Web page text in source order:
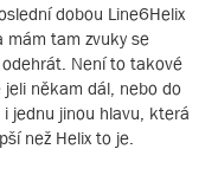
dobou Line6Helix
mám tam zvuky se
Není to takové
jeli někam dál, nebo do
jednu jinou hlavu, která
než Helix to je.